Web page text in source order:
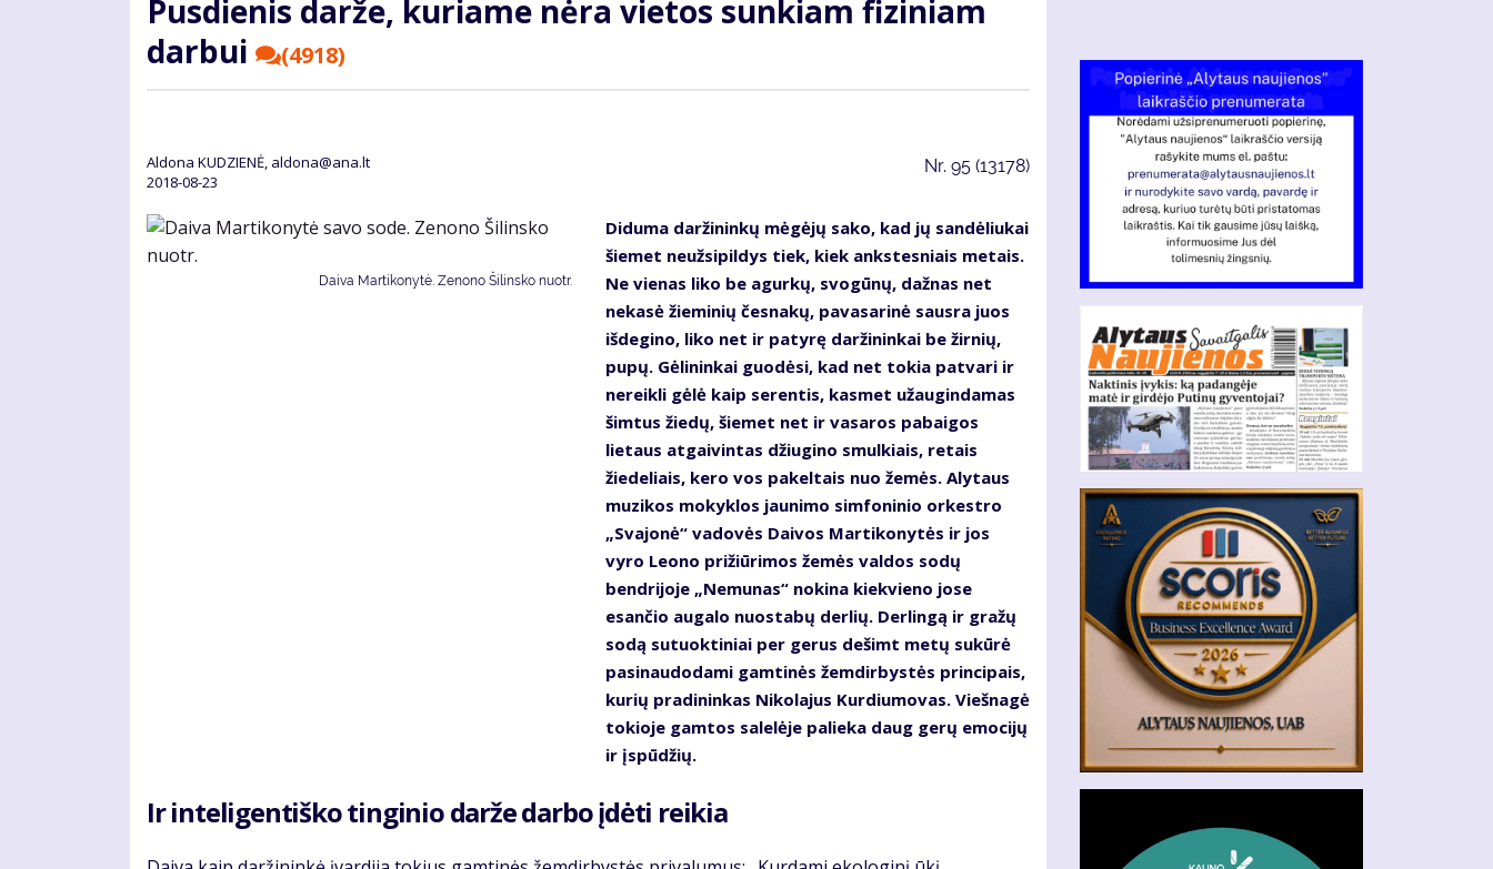
Pusdienis darže, kuriame nėra vietos sunkiam fiziniam
darbui
(4918)
Aldona KUDZIENĖ, aldona@ana.lt
2018-08-23
Nr. 95 (13178)
Daiva Martikonytė. Zenono Šilinsko nuotr.
Diduma daržininkų mėgėjų sako, kad jų sandėliukai
šiemet neužsipildys tiek, kiek ankstesniais metais.
Ne vienas liko be agurkų, svogūnų, dažnas net
nekasė žieminių česnakų, pavasarinė sausra juos
išdegino, liko net ir patyrę daržininkai be žirnių,
pupų. Gėlininkai guodėsi, kad net tokia patvari ir
nereikli gėlė kaip serentis, kasmet užaugindamas
šimtus žiedų, šiemet net ir vasaros pabaigos
lietaus atgaivintas džiugino smulkiais, retais
žiedeliais, kero vos pakeltais nuo žemės. Alytaus
muzikos mokyklos jaunimo simfoninio orkestro
„Svajonė“ vadovės Daivos Martikonytės ir jos
vyro Leono prižiūrimos žemės valdos sodų
bendrijoje „Nemunas“ nokina kiekvieno jose
esančio augalo nuostabų derlių. Derlingą ir gražų
sodą sutuoktiniai per gerus dešimt metų sukūrė
pasinaudodami gamtinės žemdirbystės principais,
kurių pradininkas Nikolajus Kurdiumovas. Viešnagė
tokioje gamtos salelėje palieka daug gerų emocijų
ir įspūdžių.
Ir inteligentiško tinginio darže darbo įdėti reikia